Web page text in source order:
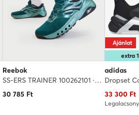
Reebok
SS-ERS TRAINER 100262101 · Edzőtermi cipők
30 785 Ft
extra
Ajánlat
adidas
Aktuális ár
33 300 Ft